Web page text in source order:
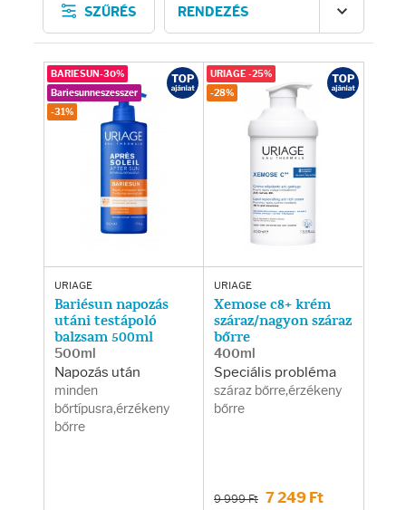
SZŰRÉS
URIAGE
Bariésun napozás
utáni testápoló
balzsam 500ml
500ml
Napozás után
minden
bőrtípusra,érzékeny
bőrre
BARIESUN-30%
Bariesunneszesszer
-31%
URIAGE
Xemose c8+ krém
száraz/nagyon száraz
bőrre
400ml
Speciális probléma
száraz bőrre,érzékeny
bőrre
9 999 Ft 7 249 Ft
URIAGE -25%
-28%
Ránctalanítók
Hidratálók
Arctisztítók
Ajakápolók
Hajápolás
Samponok
Hajkondicionálók